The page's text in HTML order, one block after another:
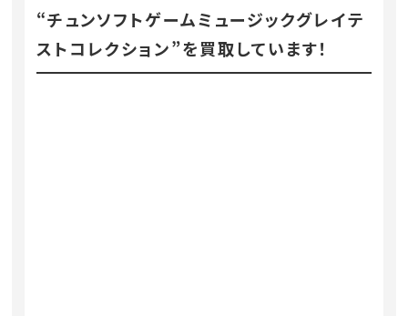
“チュンソフトゲームミュージックグレイテ
ストコレクション”を買取しています！